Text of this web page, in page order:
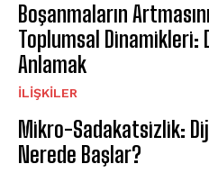
Boşanmaların
Toplumsal Dinamikleri:
Anlamak
İLIŞKILER
Mikro-Sadakatsizlik:
Nerede Başlar?